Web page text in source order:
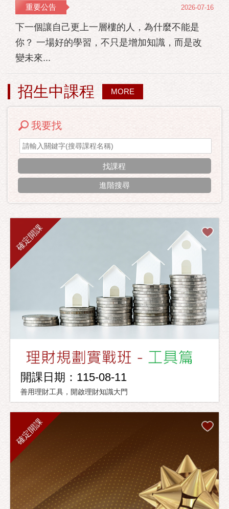
重要公告
下一個讓自己更上一層樓的人，為什麼不能是
你？ 一場好的學習，不只是增加知識，而是改
變未來...
2026-07-16
招生中課程 MORE
我要找
進階搜尋
確定開課
開課日期：115-08-11
善用理財工具，開啟理財知識大門
確定開課